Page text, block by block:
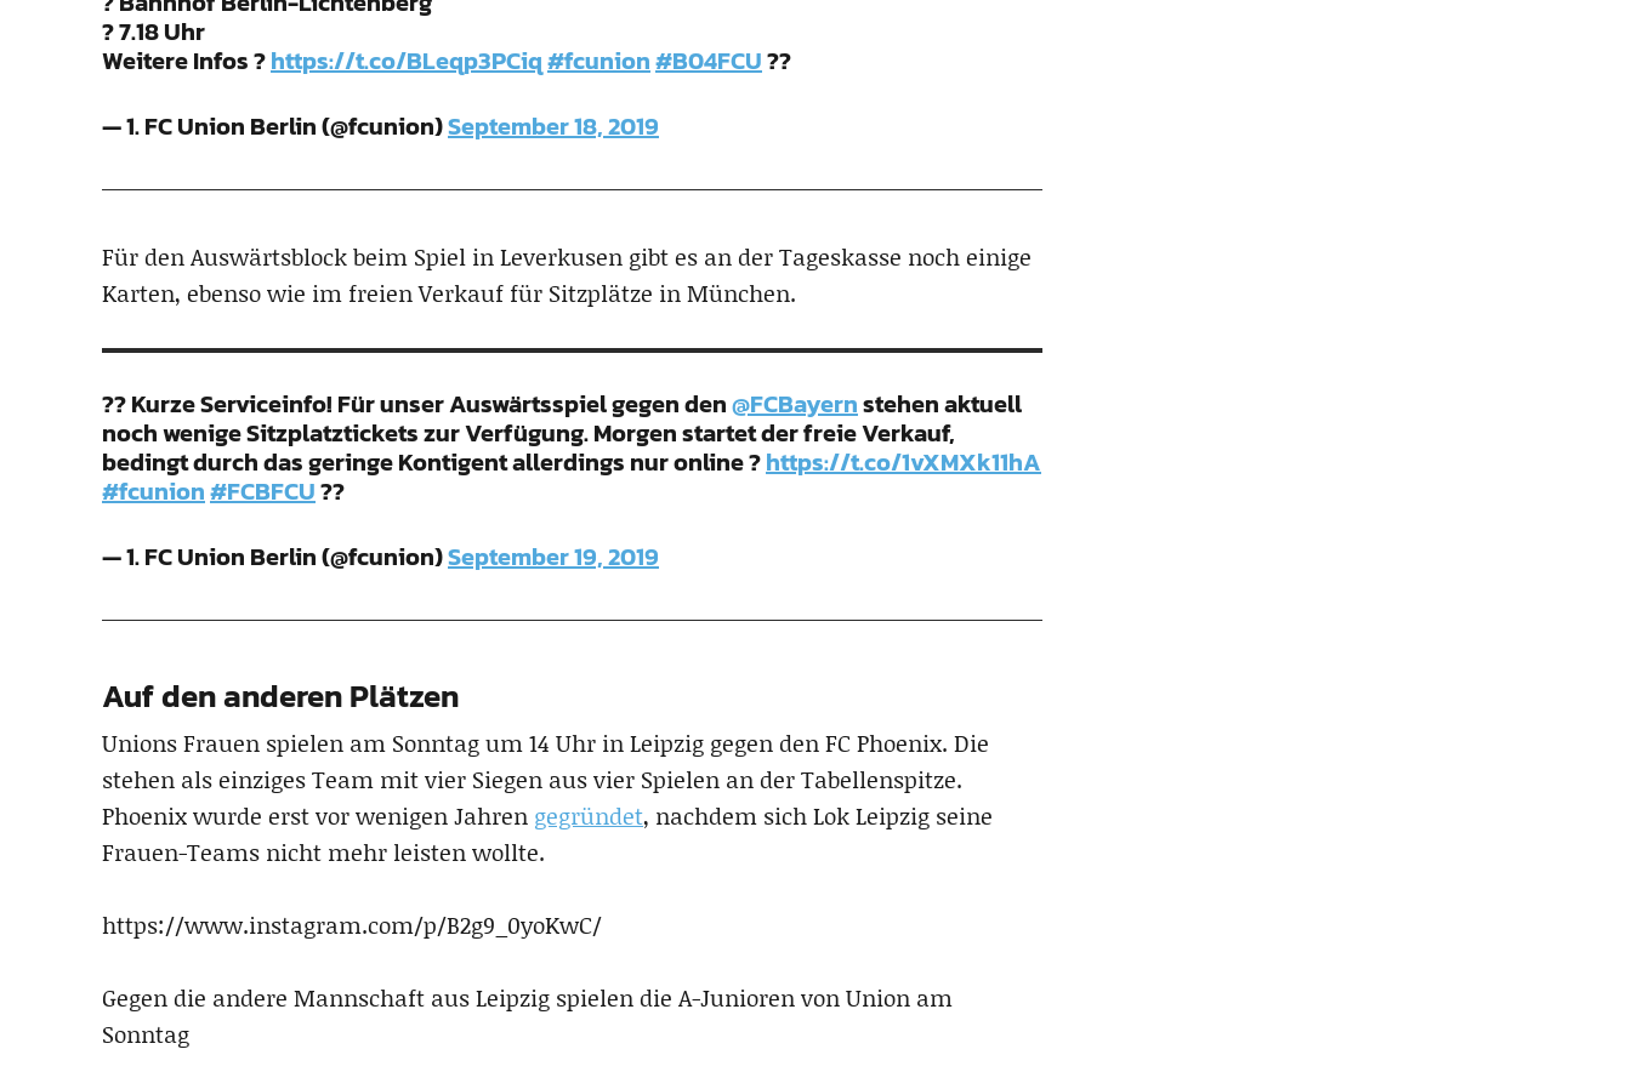
? 7.18 Uhr
Weitere Infos ?https://t.co/BLeqp3PCiq#fcunion#B04FCU??
— 1. FC Union Berlin (@fcunion)September 18, 2019
Für den Auswärtsblock beim Spiel in Leverkusen gibt es an der Tageskasse noch einige
Karten, ebenso wie im freien Verkauf für Sitzplätze in München.
?? Kurze Serviceinfo! Für unser Auswärtsspiel gegen den@FCBayernstehen aktuell
noch wenige Sitzplatztickets zur Verfügung. Morgen startet der freie Verkauf,
bedingt durch das geringe Kontigent allerdings nur online ?https://t.co/1vXMXk11hA
#fcunion#FCBFCU??
— 1. FC Union Berlin (@fcunion)September 19, 2019
Auf den anderen Plätzen
Unions Frauen spielen am Sonntag um 14 Uhr in Leipzig gegen den FC Phoenix. Die
stehen als einziges Team mit vier Siegen aus vier Spielen an der Tabellenspitze.
Phoenix wurde erst vor wenigen Jahren gegründet, nachdem sich Lok Leipzig seine
Frauen-Teams nicht mehr leisten wollte.
https://www.instagram.com/p/B2g9_0yoKwC/
Gegen die andere Mannschaft aus Leipzig spielen die A-Junioren von Union am
Sonntag